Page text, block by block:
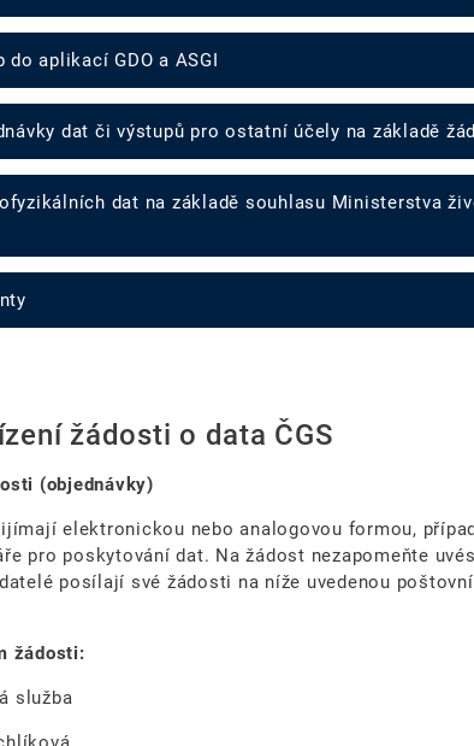
do aplikací GDO a ASGI
dat či výstupů pro ostatní účely na základě
dat na základě souhlasu Ministerstva
žádosti o data ČGS
(objednávky)
elektronickou nebo analogovou formou,
pro poskytování dat. Na žádost nezapomeňte
posílají své žádosti na níže uvedenou
žádosti:
služba